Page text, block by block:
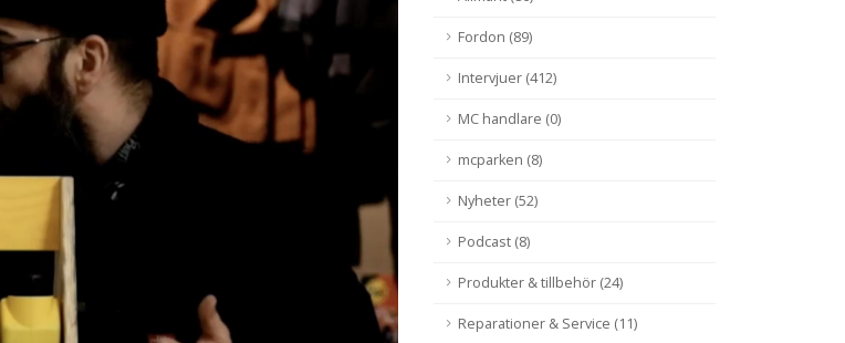
Fordon (89)
Intervjuer (412)
MC handlare (0)
mcparken (8)
Nyheter (52)
Podcast (8)
Produkter & tillbehör (24)
Reparationer & Service (11)
vetenskap -det går
Här har Blixt & Dunder bestämt
sig för att göra en oljetest. Förb